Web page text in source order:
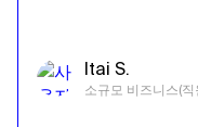
Itai S.
소규모 비즈니스(